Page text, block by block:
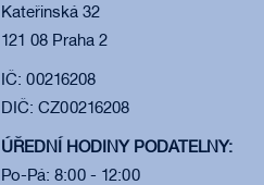
Kateřinská 32
121 08 Praha 2
IČ: 00216208
DIČ: CZ00216208
ÚŘEDNÍ HODINY PODATELNY:
Po-Pá: 8:00 - 12:00